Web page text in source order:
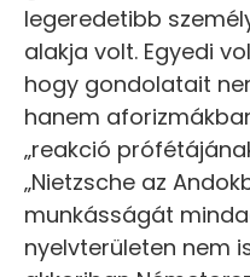
legeredetibb
alakja volt. Egyedi
hogy gondolatait
hanem
„reakció
„Nietzsche az
munkásságát
nyelvterületen nem